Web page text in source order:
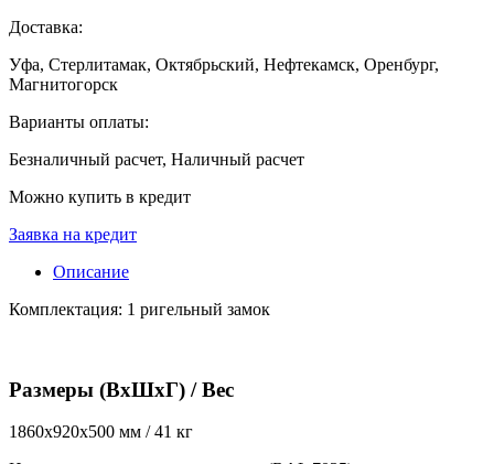
Доставка:
Уфа, Стерлитамак, Октябрьский, Нефтекамск, Оренбург,
Магнитогорск
Варианты оплаты:
Безналичный расчет, Наличный расчет
Можно купить в кредит
Заявка на кредит
Описание
Комплектация: 1 ригельный замок
Размеры (ВхШхГ) / Вес
1860x920x500 мм / 41 кг